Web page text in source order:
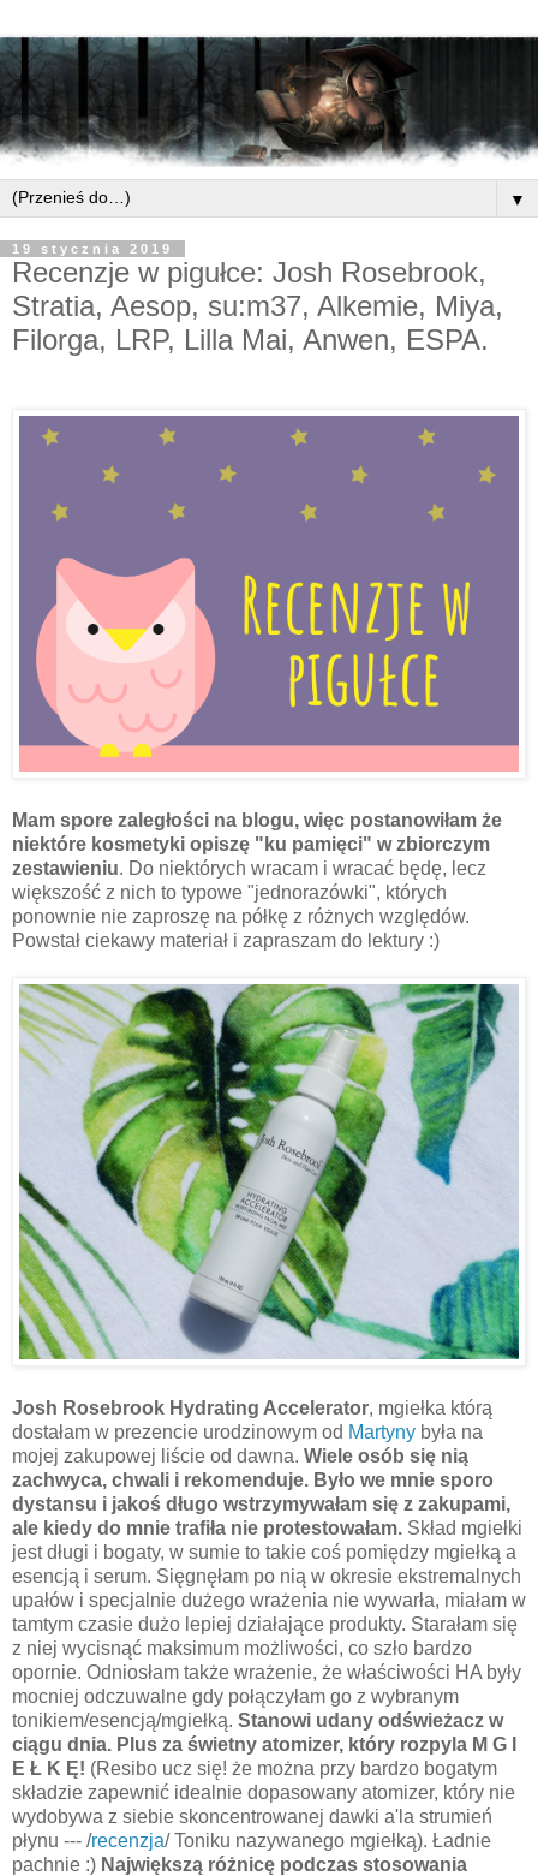
▼
19 stycznia 2019
Recenzje w pigułce: Josh Rosebrook,
Stratia, Aesop, su:m37, Alkemie, Miya,
Filorga, LRP, Lilla Mai, Anwen, ESPA.
Mam spore zaległości na blogu, więc postanowiłam że
niektóre kosmetyki opiszę "ku pamięci" w zbiorczym
zestawieniu. Do niektórych wracam i wracać będę, lecz
większość z nich to typowe "jednorazówki", których
ponownie nie zaproszę na półkę z różnych względów.
Powstał ciekawy materiał i zapraszam do lektury :)
Josh Rosebrook Hydrating Accelerator, mgiełka którą
dostałam w prezencie urodzinowym od Martyny była na
mojej zakupowej liście od dawna. Wiele osób się nią
zachwyca, chwali i rekomenduje. Było we mnie sporo
dystansu i jakoś długo wstrzymywałam się z zakupami,
ale kiedy do mnie trafiła nie protestowałam. Skład mgiełki
jest długi i bogaty, w sumie to takie coś pomiędzy mgiełką a
esencją i serum. Sięgnęłam po nią w okresie ekstremalnych
upałów i specjalnie dużego wrażenia nie wywarła, miałam w
tamtym czasie dużo lepiej działające produkty. Starałam się
z niej wycisnąć maksimum możliwości, co szło bardzo
opornie. Odniosłam także wrażenie, że właściwości HA były
mocniej odczuwalne gdy połączyłam go z wybranym
tonikiem/esencją/mgiełką. Stanowi udany odświeżacz w
ciągu dnia. Plus za świetny atomizer, który rozpyla M G I
E Ł K Ę! (Resibo ucz się! że można przy bardzo bogatym
składzie zapewnić idealnie dopasowany atomizer, który nie
wydobywa z siebie skoncentrowanej dawki a'la strumień
płynu --- /recenzja/ Toniku nazywanego mgiełką). Ładnie
pachnie :) Największą różnicę podczas stosowania